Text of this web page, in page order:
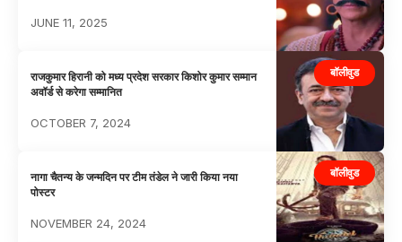
JUNE 11, 2025
बॉलीवुड
राजकुमार हिरानी को मध्य प्रदेश सरकार किशोर कुमार सम्मान
अवॉर्ड से करेगा सम्मानित
OCTOBER 7, 2024
बॉलीवुड
नागा चैतन्य के जन्मदिन पर टीम तंडेल ने जारी किया नया
पोस्टर
NOVEMBER 24, 2024